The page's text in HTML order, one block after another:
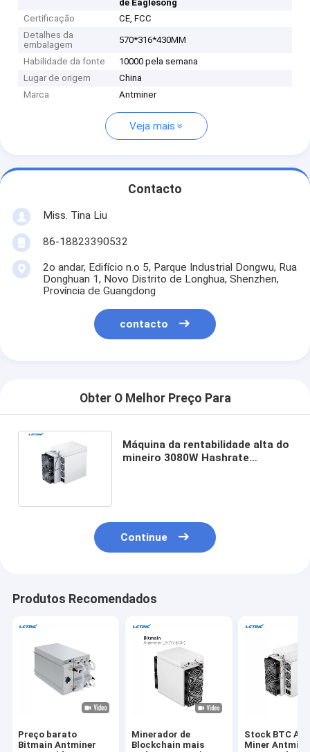
de Eaglesong
Certificação
CE, FCC
Detalhes da
embalagem
570*316*430MM
Habilidade da fonte
10000 pela semana
Lugar de origem
China
Marca
Antminer
Veja mais
Contacto
Miss. Tina Liu
86-18823390532
2o andar, Edifício n.o 5, Parque Industrial Dongwu, Rua
Donghuan 1, Novo Distrito de Longhua, Shenzhen,
Província de Guangdong
contacto
Obter O Melhor Preço Para
Máquina da rentabilidade alta do
mineiro 3080W Hashrate
Continue
Produtos Recomendados
Preço barato
Bitmain Antminer
Minerador de
Blockchain mais
Stock BTC
Miner